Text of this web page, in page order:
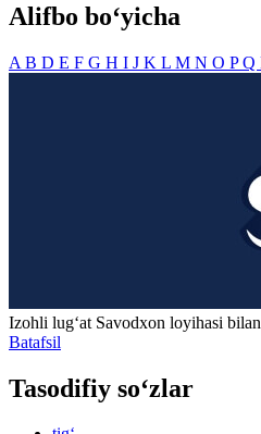
Alifbo bo‘yicha
A B D E F G H I J K L M N O PQ
Izohli lugʻat Savodxon loyihasi
Batafsil
Tasodifiy so‘zlar